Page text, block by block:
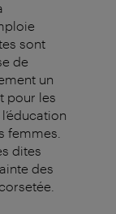
sont
de
un
pour les
femmes.
dites
des